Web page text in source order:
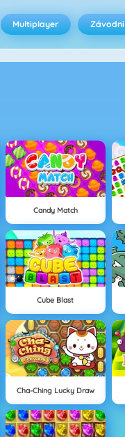
Multiplayer Závodni
Candy Match
Cube Blast
Cha-Ching Lucky Draw